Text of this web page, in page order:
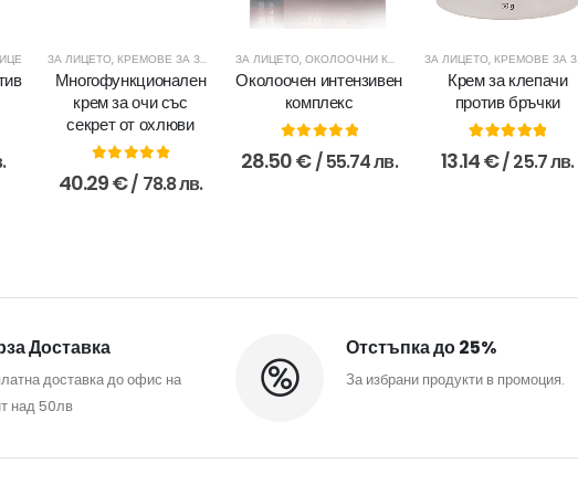
ЗА ЛИЦЕТО, КРЕМОВЕ ЗА ЗРЯЛА КОЖА ,КРЕМОВЕ ЗА МЛАДА КОЖА
Многофункционален
крем за очи със
секрет от охлюви
out of 5
40.29€/ 78.8 лв.
ЗА ЛИЦЕТО,ОКОЛООЧНИ КРЕМОВЕ ,ПРОДУКТИ ЗА МЪЖЕ
Околоочен интензивен
комплекс
0 out of 5
28.50€ / 55.74 лв.
ЗА ЛИЦЕТО, КРЕМОВЕ ЗА ЗРЯЛА КОЖА
Крем за клепачи
против бръчки
out of 5
13.14€/ 25.7 лв.
Доставка
доставка до офис на
над 50лв
Отстъпка до 25%
За избрани продукти в промоция.